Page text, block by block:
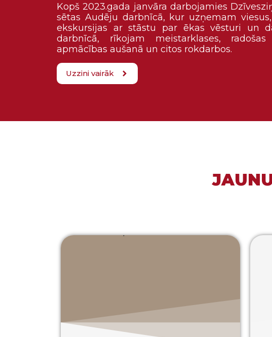
Kopš 2023.gada janvāra darbojamies
sētas Audēju darbnīcā, kur uzņemam
ekskursijas ar stāstu par ēkas vēsturi un
darbnīcā, rīkojam meistarklases, radošas
apmācības aušanā un citos rokdarbos.
Uzzini vairāk